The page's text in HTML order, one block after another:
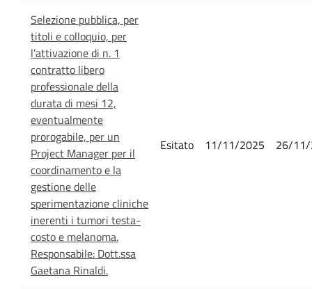
Selezione pubblica, per
titoli e colloquio, per
l’attivazione di n. 1
contratto libero
professionale della
durata di mesi 12,
eventualmente
prorogabile, per un
Project Manager per il
coordinamento e la
gestione delle
sperimentazione cliniche
inerenti i tumori testa-
costo e melanoma.
Responsabile: Dott.ssa
Gaetana Rinaldi.
Esitato 11/11/2025 26/